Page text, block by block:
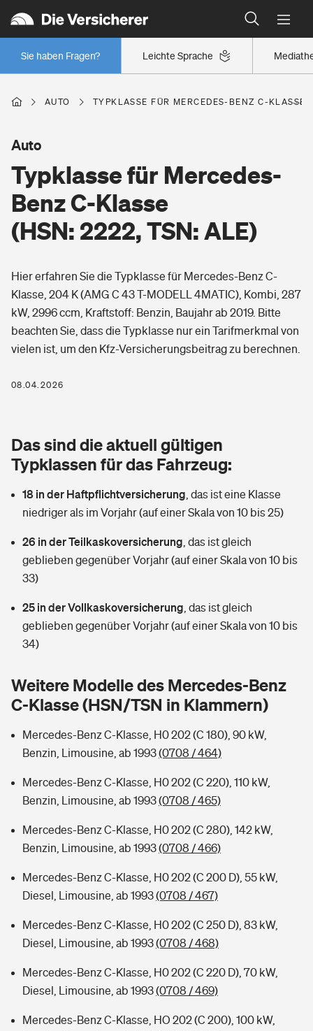
Leichte Sprache
Sie haben Fragen?
Wer versichert was: Jetzt Versicherer finden
Regionalklassen: So ist Ihre Region eingestuft
Wer versichert was: Jetzt Versicherer finden
Berufsunfähigkeitsversicherung
Arbeitsrechtsschutz
Berufshaftpflichtversicherung
Rentenrechner: Wie viel Geld bekomme ich im Alter?
Wer versichert was: Jetzt Versicherer finden
Wohnen
Wohngebäudeversicherung
Hausratversicherung
Elementarversicherung
Photovoltaik
Wärmepumpen versichern
Vermieterrrechtsschutz
Mietkautionsversicherung
Zur Übersicht
Tools
Wer versichert was: Jetzt Versicherer finden
Sie haben Fragen?
Pri­vate Haft­pflicht­
Rechts­schutz­ver­si­che­rung
Kinderunfall­ver­si­che­rung
Reiseversicherung
Handyversicherung
Musikinstrumentenversicherung
Zur Übersicht
Tools
Kinderunfall-Check: Mehr Sicherheit für deine Kids
Sie haben Fragen?
Gesundheit
Private Krankenversicherung
Tierkrankenversicherung
Zur Übersicht
Tools
Sie haben Fragen?
AUTO TYPKLASSE FÜR MERCEDES-BENZ C-
Typklasse für Mercedes-
Benz C-Klasse
(HSN: 2222, TSN: ALE)
Auto
Hier erfahren Sie die Typklasse für Mercedes-Benz C-
Klasse, 204 K (AMG C 43 T-MODELL 4MATIC), Kombi, 287
kW, 2996 ccm, Kraftstoff: Benzin, Baujahr ab 2019. Bitte
beachten Sie, dass die Typklasse nur ein Tarifmerkmal von
vielen ist, um den Kfz-Versicherungsbeitrag zu berechnen.
08.04.2026
Das sind die aktuell gültigen
Typklassen für das Fahrzeug:
18 in der Haftpflichtversicherung das ist eine Klasse
niedriger als im Vorjahr (auf einer Skala von 10 bis 25)
26 in der Teilkaskoversicherung das ist gleich
geblieben gegenüber Vorjahr (auf einer Skala von 10 bis
33)
25 in der Vollkaskoversicherung das ist gleich
geblieben gegenüber Vorjahr (auf einer Skala von 10 bis
34)
Weitere Modelle des Mercedes-Benz
C-Klasse (HSN/TSN in Klammern)
Mercedes-Benz C-Klasse, H0 202 (C 180), 90 kW,
Benzin, Limousine, ab 1993(0708 / 464)
Mercedes-Benz C-Klasse, H0 202 (C 220), 110 kW,
Benzin, Limousine, ab 1993(0708 / 465)
Mercedes-Benz C-Klasse, H0 202 (C 280), 142 kW,
Benzin, Limousine, ab 1993(0708 / 466)
Mercedes-Benz C-Klasse, H0 202 (C 200 D), 55 kW,
Diesel, Limousine, ab 1993(0708 / 467)
Mercedes-Benz C-Klasse, H0 202 (C 250 D), 83 kW,
Diesel, Limousine, ab 1993(0708 / 468)
Mercedes-Benz C-Klasse, H0 202 (C 220 D), 70 kW,
Diesel, Limousine, ab 1993(0708 / 469)
Mercedes-Benz C-Klasse, HO 202 (C 200), 100 kW,